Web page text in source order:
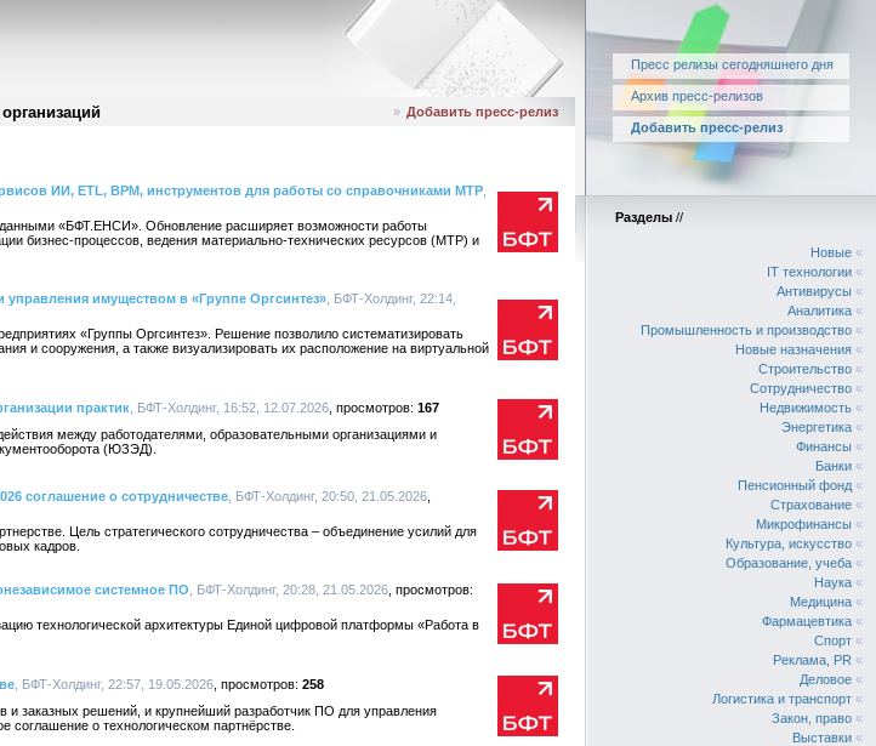
Пресс релизы сегодняшнего дня
Архив пресс-релизов
Добавить пресс-релиз
» Добавить пресс-релиз
ИИ, ETL, BPM, инструментов для работы со справочниками МТР
«БФТ.ЕНСИ». Обновление расширяет возможности работы
бизнес-процессов, ведения материально-технических ресурсов (МТР) и
имуществом в «Группе Оргсинтез» , БФТ-Холдинг, 22:14,
«Группы Оргсинтез». Решение позволило систематизировать
и сооружения, а также визуализировать их расположение на виртуальной
практик , БФТ-Холдинг, 16:52, 12.07.2026
167
между работодателями, образовательными организациями и
(ЮЗЭД).
соглашение о сотрудничестве , БФТ-Холдинг, 20:50, 21.05.2026
Цель стратегического сотрудничества – объединение усилий для
кадров.
системное ПО , БФТ-Холдинг, 20:28, 21.05.2026
технологической архитектуры Единой цифровой платформы «Работа в
, БФТ-Холдинг, 22:57, 19.05.2026
258
и заказных решений, и крупнейший разработчик ПО для управления
соглашение о технологическом партнёрстве.
Разделы //
Новые «
IT технологии «
Антивирусы «
Аналитика «
Промышленность и производство «
Новые назначения «
Строительство «
Сотрудничество «
Недвижимость «
Энергетика «
Финансы «
Банки «
Пенсионный фонд «
Страхование «
Микрофинансы «
Культура, искусство «
Образование, учеба «
Наука «
Медицина «
Фармацевтика «
Спорт «
Реклама, PR «
Деловое «
Логистика и транспорт «
Закон, право «
Выставки «